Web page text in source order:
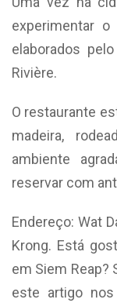
experimentar
elaborados
Rivière.
O restaurante
madeira,
ambiente
reservar com
Endereço: Wat
Krong. Está
em Siem Reap?
este artigo